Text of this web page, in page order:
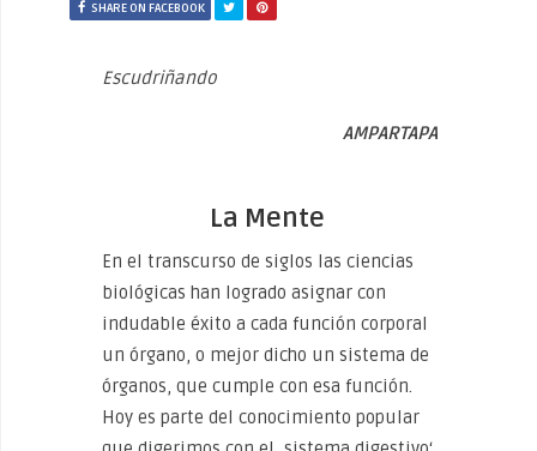
SHARE ON FACEBOOK
Escudriñando
AMPARTAPA
La Mente
En el transcurso de siglos las ciencias
biológicas han logrado asignar con
indudable éxito a cada función corporal
un órgano, o mejor dicho un sistema de
órganos, que cumple con esa función.
Hoy es parte del conocimiento popular